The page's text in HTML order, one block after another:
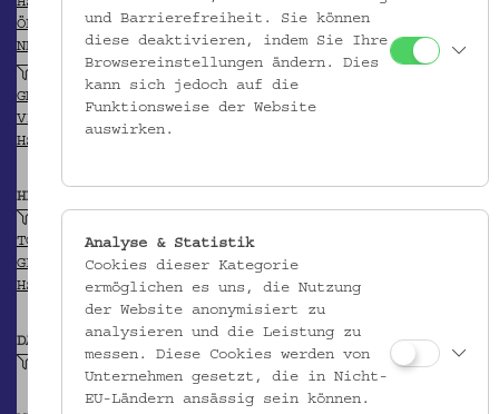
ÖBL
NDB/ADB
Universitätsbibliothek Graz
GND
VIAF
HSA-Thesaurus
HERKUNFT
Trapani
TGN
GEONAMES
HSA-Thesaurus
DATIERUNG
und Barrierefreiheit. Sie können
diese deaktivieren, indem Sie Ihre
Browsereinstellungen ändern. Dies
kann sich jedoch auf die
Funktionsweise der Website
auswirken.
Analyse & Statistik
Cookies dieser Kategorie
ermöglichen es uns, die Nutzung
der Website anonymisiert zu
analysieren und die Leistung zu
messen. Diese Cookies werden von
Unternehmen gesetzt, die in Nicht-
EU-Ländern ansässig sein können.